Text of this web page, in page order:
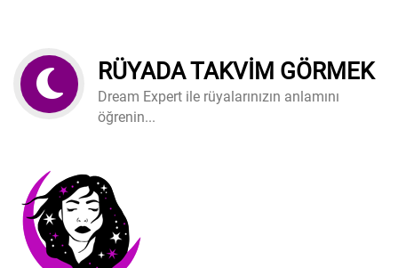
RÜYADA TAKVIM GÖRMEK
Dream Expert ile rüyalarınızın anlamını
öğrenin...